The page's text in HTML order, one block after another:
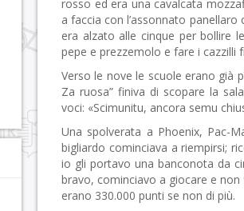
rosso ed era una cavalcata
a faccia con l’assonnato
era alzato alle cinque per bollire
pepe e prezzemolo e fare i cazzilli
Verso le nove le scuole erano già
Za ruosa” finiva di scopare la
voci: «Scimunitu, ancora semu
Una spolverata a Phoenix, Pac-
bigliardo cominciava a riempirsi;
io gli portavo una banconota da
bravo, cominciavo a giocare e
erano 330.000 punti se non di più.